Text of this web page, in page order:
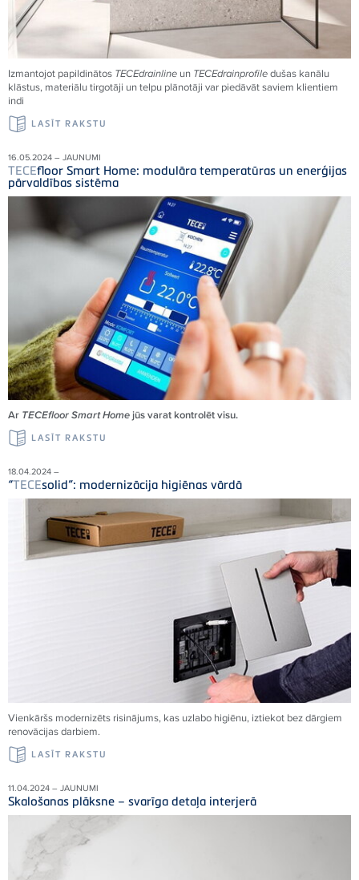
Izmantojot papildinātos TECEdrainline un TECEdrainprofiledušas kanālu
klāstus, materiālu tirgotāji un telpu plānotāji var piedāvāt saviem klientiem
indi
LASĪT RAKSTU
16.05.2024 – JAUNUMI
TECEfloor Smart Home: modulāra temperatūras un enerģijas
pārvaldības sistēma
Ar TECEfloor Smart Homejūs varat kontrolēt visu.
LASĪT RAKSTU
18.04.2024 –
“TECEsolid”: modernizācija higiēnas vārdā
Vienkāršs modernizēts risinājums, kas uzlabo higiēnu, iztiekot bez dārgiem
renovācijas darbiem.
LASĪT RAKSTU
11.04.2024 – JAUNUMI
Skalošanas plāksne – svarīga detaļa interjerā